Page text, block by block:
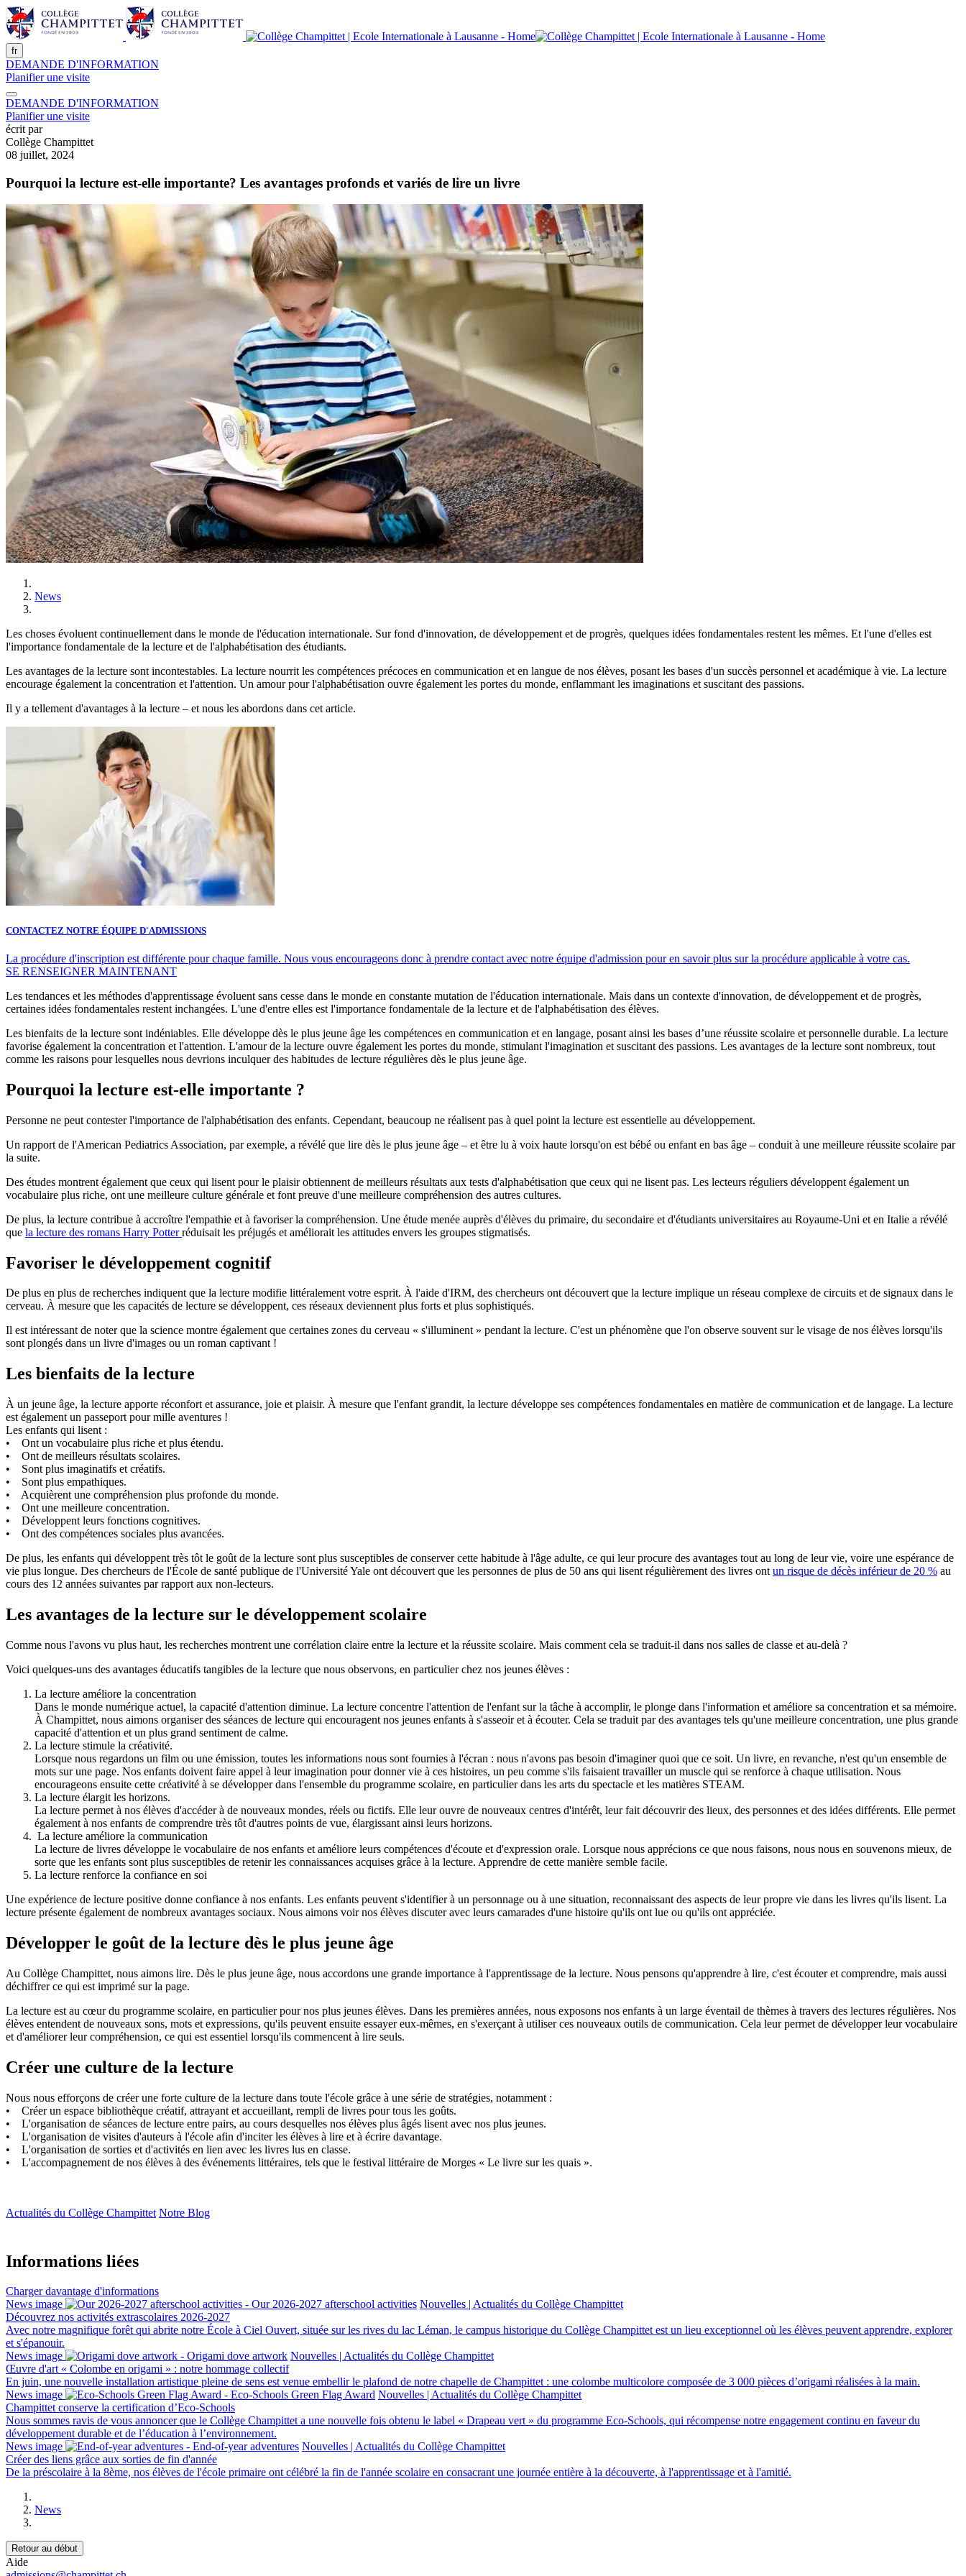
fr
DEMANDE D'INFORMATION
Planifier une visite
DEMANDE D'INFORMATION
Planifier une visite
écrit par
Collège Champittet
08 juillet, 2024
Pourquoi la lecture est-elle importante? Les avantages profonds et variés de lire un livre
News
Les choses évoluent continuellement dans le monde de l'éducation internationale. Sur fond d'innovation, de développement et de progrès, quelques idées fondamentales restent les mêmes. Et l'une d'elles est
l'importance fondamentale de la lecture et de l'alphabétisation des étudiants.
Les avantages de la lecture sont incontestables. La lecture nourrit les compétences précoces en communication et en langue de nos élèves, posant les bases d'un succès personnel et académique à vie. La lecture
encourage également la concentration et l'attention. Un amour pour l'alphabétisation ouvre également les portes du monde, enflammant les imaginations et suscitant des passions.
Il y a tellement d'avantages à la lecture – et nous les abordons dans cet article.
CONTACTEZ NOTRE ÉQUIPE D'ADMISSIONS
La procédure d'inscription est différente pour chaque famille. Nous vous encourageons donc à prendre contact avec notre équipe d'admission pour en savoir plus sur la procédure applicable à votre cas.
SE RENSEIGNER MAINTENANT
Les tendances et les méthodes d'apprentissage évoluent sans cesse dans le monde en constante mutation de l'éducation internationale. Mais dans un contexte d'innovation, de développement et de progrès,
certaines idées fondamentales restent inchangées. L'une d'entre elles est l'importance fondamentale de la lecture et de l'alphabétisation des élèves.
Les bienfaits de la lecture sont indéniables. Elle développe dès le plus jeune âge les compétences en communication et en langage, posant ainsi les bases d’une réussite scolaire et personnelle durable. La lecture
favorise également la concentration et l'attention. L'amour de la lecture ouvre également les portes du monde, stimulant l'imagination et suscitant des passions. Les avantages de la lecture sont nombreux, tout
comme les raisons pour lesquelles nous devrions inculquer des habitudes de lecture régulières dès le plus jeune âge.
Pourquoi la lecture est-elle importante ?
Personne ne peut contester l'importance de l'alphabétisation des enfants. Cependant, beaucoup ne réalisent pas à quel point la lecture est essentielle au développement.
Un rapport de l'American Pediatrics Association, par exemple, a révélé que lire dès le plus jeune âge – et être lu à voix haute lorsqu'on est bébé ou enfant en bas âge – conduit à une meilleure réussite scolaire par
la suite.
Des études montrent également que ceux qui lisent pour le plaisir obtiennent de meilleurs résultats aux tests d'alphabétisation que ceux qui ne lisent pas. Les lecteurs réguliers développent également un
vocabulaire plus riche, ont une meilleure culture générale et font preuve d'une meilleure compréhension des autres cultures.
De plus, la lecture contribue à accroître l'empathie et à favoriser la compréhension. Une étude menée auprès d'élèves du primaire, du secondaire et d'étudiants universitaires au Royaume-Uni et en Italie a révélé
que la lecture des romans Harry Potterréduisait les préjugés et améliorait les attitudes envers les groupes stigmatisés.
Favoriser le développement cognitif
De plus en plus de recherches indiquent que la lecture modifie littéralement votre esprit. À l'aide d'IRM, des chercheurs ont découvert que la lecture implique un réseau complexe de circuits et de signaux dans le
cerveau. À mesure que les capacités de lecture se développent, ces réseaux deviennent plus forts et plus sophistiqués.
Il est intéressant de noter que la science montre également que certaines zones du cerveau « s'illuminent » pendant la lecture. C'est un phénomène que l'on observe souvent sur le visage de nos élèves lorsqu'ils
sont plongés dans un livre d'images ou un roman captivant !
Les bienfaits de la lecture
À un jeune âge, la lecture apporte réconfort et assurance, joie et plaisir. À mesure que l'enfant grandit, la lecture développe ses compétences fondamentales en matière de communication et de langage. La lecture
est également un passeport pour mille aventures !
Les enfants qui lisent :
• Ont un vocabulaire plus riche et plus étendu.
• Ont de meilleurs résultats scolaires.
• Sont plus imaginatifs et créatifs.
• Sont plus empathiques.
• Acquièrent une compréhension plus profonde du monde.
• Ont une meilleure concentration.
• Développent leurs fonctions cognitives.
• Ont des compétences sociales plus avancées.
De plus, les enfants qui développent très tôt le goût de la lecture sont plus susceptibles de conserver cette habitude à l'âge adulte, ce qui leur procure des avantages tout au long de leur vie, voire une espérance de
vie plus longue. Des chercheurs de l'École de santé publique de l'Université Yale ont découvert que les personnes de plus de 50 ans qui lisent régulièrement des livres ont un risque de décès inférieur de 20 % au
cours des 12 années suivantes par rapport aux non-lecteurs.
Les avantages de la lecture sur le développement scolaire
Comme nous l'avons vu plus haut, les recherches montrent une corrélation claire entre la lecture et la réussite scolaire. Mais comment cela se traduit-il dans nos salles de classe et au-delà ?
Voici quelques-uns des avantages éducatifs tangibles de la lecture que nous observons, en particulier chez nos jeunes élèves :
La lecture améliore la concentration
Dans le monde numérique actuel, la capacité d'attention diminue. La lecture concentre l'attention de l'enfant sur la tâche à accomplir, le plonge dans l'information et améliore sa concentration et sa mémoire.
À Champittet, nous aimons organiser des séances de lecture qui encouragent nos jeunes enfants à s'asseoir et à écouter. Cela se traduit par des avantages tels qu'une meilleure concentration, une plus grande
capacité d'attention et un plus grand sentiment de calme.
La lecture stimule la créativité.
Lorsque nous regardons un film ou une émission, toutes les informations nous sont fournies à l'écran : nous n'avons pas besoin d'imaginer quoi que ce soit. Un livre, en revanche, n'est qu'un ensemble de
mots sur une page. Nos enfants doivent faire appel à leur imagination pour donner vie à ces histoires, un peu comme s'ils faisaient travailler un muscle qui se renforce à chaque utilisation. Nous
encourageons ensuite cette créativité à se développer dans l'ensemble du programme scolaire, en particulier dans les arts du spectacle et les matières STEAM.
La lecture élargit les horizons.
La lecture permet à nos élèves d'accéder à de nouveaux mondes, réels ou fictifs. Elle leur ouvre de nouveaux centres d'intérêt, leur fait découvrir des lieux, des personnes et des idées différents. Elle permet
également à nos enfants de comprendre très tôt d'autres points de vue, élargissant ainsi leurs horizons.
La lecture améliore la communication
La lecture de livres développe le vocabulaire de nos enfants et améliore leurs compétences d'écoute et d'expression orale. Lorsque nous apprécions ce que nous faisons, nous nous en souvenons mieux, de
sorte que les enfants sont plus susceptibles de retenir les connaissances acquises grâce à la lecture. Apprendre de cette manière semble facile.
La lecture renforce la confiance en soi
Une expérience de lecture positive donne confiance à nos enfants. Les enfants peuvent s'identifier à un personnage ou à une situation, reconnaissant des aspects de leur propre vie dans les livres qu'ils lisent. La
lecture présente également de nombreux avantages sociaux. Nous aimons voir nos élèves discuter avec leurs camarades d'une histoire qu'ils ont lue ou qu'ils ont appréciée.
Développer le goût de la lecture dès le plus jeune âge
Au Collège Champittet, nous aimons lire. Dès le plus jeune âge, nous accordons une grande importance à l'apprentissage de la lecture. Nous pensons qu'apprendre à lire, c'est écouter et comprendre, mais aussi
déchiffrer ce qui est imprimé sur la page.
La lecture est au cœur du programme scolaire, en particulier pour nos plus jeunes élèves. Dans les premières années, nous exposons nos enfants à un large éventail de thèmes à travers des lectures régulières. Nos
élèves entendent de nouveaux sons, mots et expressions, qu'ils peuvent ensuite essayer eux-mêmes, en s'exerçant à utiliser ces nouveaux outils de communication. Cela leur permet de développer leur vocabulaire
et d'améliorer leur compréhension, ce qui est essentiel lorsqu'ils commencent à lire seuls.
Créer une culture de la lecture
Nous nous efforçons de créer une forte culture de la lecture dans toute l'école grâce à une série de stratégies, notamment :
• Créer un espace bibliothèque créatif, attrayant et accueillant, rempli de livres pour tous les goûts.
• L'organisation de séances de lecture entre pairs, au cours desquelles nos élèves plus âgés lisent avec nos plus jeunes.
• L'organisation de visites d'auteurs à l'école afin d'inciter les élèves à lire et à écrire davantage.
• L'organisation de sorties et d'activités en lien avec les livres lus en classe.
• L'accompagnement de nos élèves à des événements littéraires, tels que le festival littéraire de Morges « Le livre sur les quais ».
Actualités du Collège Champittet Notre Blog
Informations liées
Charger davantage d'informations
News image
Nouvelles | Actualités du Collège Champittet
Découvrez nos activités extrascolaires 2026-2027
Avec notre magnifique forêt qui abrite notre École à Ciel Ouvert, située sur les rives du lac Léman, le campus historique du Collège Champittet est un lieu exceptionnel où les élèves peuvent apprendre, explorer
et s'épanouir.
News image
Nouvelles | Actualités du Collège Champittet
Œuvre d'art « Colombe en origami » : notre hommage collectif
En juin, une nouvelle installation artistique pleine de sens est venue embellir le plafond de notre chapelle de Champittet : une colombe multicolore composée de 3 000 pièces d’origami réalisées à la main.
News image
Nouvelles | Actualités du Collège Champittet
Champittet conserve la certification d’Eco-Schools
Nous sommes ravis de vous annoncer que le Collège Champittet a une nouvelle fois obtenu le label « Drapeau vert » du programme Eco-Schools, qui récompense notre engagement continu en faveur du
développement durable et de l’éducation à l’environnement.
News image
Nouvelles | Actualités du Collège Champittet
Créer des liens grâce aux sorties de fin d'année
De la préscolaire à la 8ème, nos élèves de l'école primaire ont célébré la fin de l'année scolaire en consacrant une journée entière à la découverte, à l'apprentissage et à l'amitié.
News
Retour au début
Aide